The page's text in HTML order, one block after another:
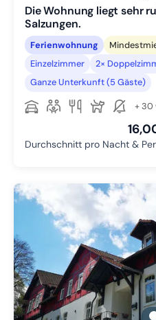
Die Wohnung liegt sehr
Salzungen.
Ferienwohnung
Einzelzimmer
2×
Ganze Unterkunft (5 Gäste)
+ 30
Durchschnitt pro Nacht &